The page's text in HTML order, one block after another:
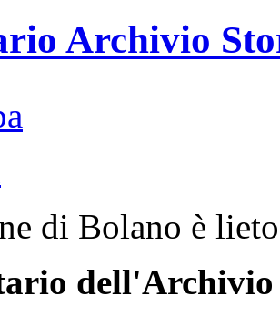
Archivio
di Bolano è
dell'Archivio